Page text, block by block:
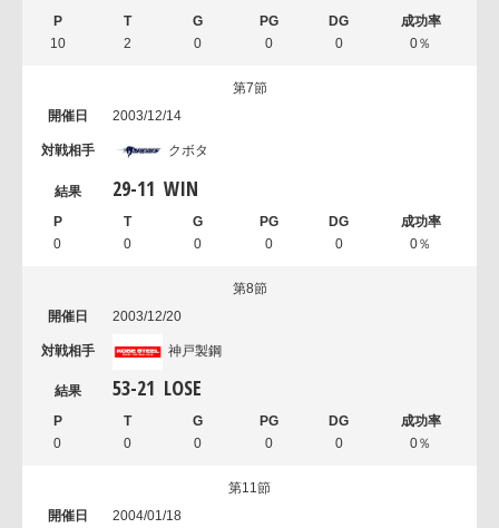
10 2 0 0 0 0％
第7節
2003/12/14
クボタ
29-11 WIN
0 0 0 0 0 0％
第8節
2003/12/20
神戸製鋼
53-21 LOSE
0 0 0 0 0 0％
第11節
2004/01/18